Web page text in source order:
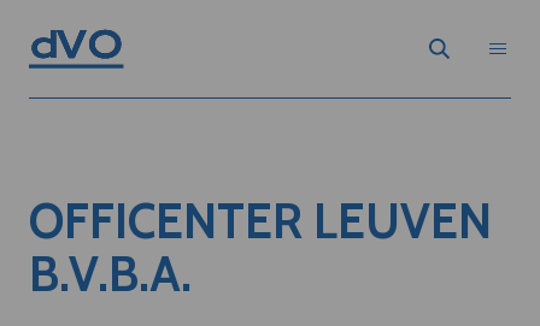
OFFICENTER LEUVEN
B.V.B.A.